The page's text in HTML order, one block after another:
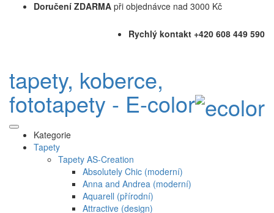
Doručení ZDARMA při objednávce nad 3000 Kč
Rychlý kontakt +420 608 449 590
tapety, koberce,
fototapety - E-color
Kategorie
Tapety
Tapety AS-Creation
Absolutely Chic (moderní)
Anna and Andrea (moderní)
Aquarell (přírodní)
Attractive (design)